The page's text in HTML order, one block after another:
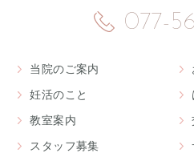
077-
当院のご案内
妊活のこと
教室案内
スタッフ募集